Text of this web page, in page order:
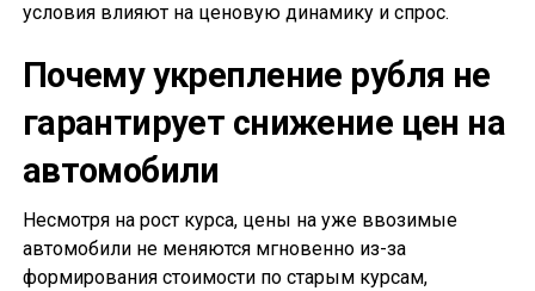
условия влияют на ценовую динамику и спрос.
Почему укрепление рубля не
гарантирует снижение цен на
автомобили
Несмотря на рост курса, цены на уже ввозимые
автомобили не меняются мгновенно из-за
формирования стоимости по старым курсам,